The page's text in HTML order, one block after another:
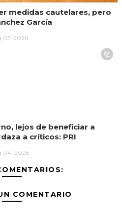
medidas cautelares, pero
García
05, 2026
lejos de beneficiar a
a críticos: PRI
04, 2026
COMENTARIO